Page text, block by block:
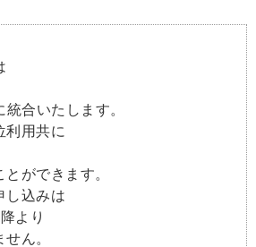
合いたします。
利用共に
ができます。
し込みは
より
ん。